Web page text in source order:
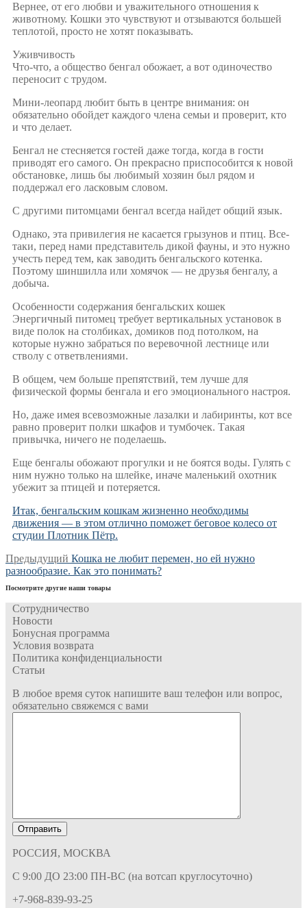
Вернее, от его любви и уважительного отношения к
животному. Кошки это чувствуют и отзываются большей
теплотой, просто не хотят показывать.
Уживчивость
Что-что, а общество бенгал обожает, а вот одиночество
переносит с трудом.
Мини-леопард любит быть в центре внимания: он
обязательно обойдет каждого члена семьи и проверит, кто
и что делает.
Бенгал не стесняется гостей даже тогда, когда в гости
приводят его самого. Он прекрасно приспособится к новой
обстановке, лишь бы любимый хозяин был рядом и
поддержал его ласковым словом.
С другими питомцами бенгал всегда найдет общий язык.
Однако, эта привилегия не касается грызунов и птиц. Все-
таки, перед нами представитель дикой фауны, и это нужно
учесть перед тем, как заводить бенгальского котенка.
Поэтому шиншилла или хомячок — не друзья бенгалу, а
добыча.
Особенности содержания бенгальских кошек
Энергичный питомец требует вертикальных установок в
виде полок на столбиках, домиков под потолком, на
которые нужно забраться по веревочной лестнице или
стволу с ответвлениями.
В общем, чем больше препятствий, тем лучше для
физической формы бенгала и его эмоционального настроя.
Но, даже имея всевозможные лазалки и лабиринты, кот все
равно проверит полки шкафов и тумбочек. Такая
привычка, ничего не поделаешь.
Еще бенгалы обожают прогулки и не боятся воды. Гулять с
ним нужно только на шлейке, иначе маленький охотник
убежит за птицей и потеряется.
Итак, бенгальским кошкам жизненно необходимы
движения — в этом отлично поможет беговое колесо от
студии Плотник Пётр.
Навигация
по
Предыдущий Предыдущая
запись:
Кошка не любит перемен, но ей нужно
разнообразие. Как это понимать?
Посмотрите другие наши товары
Сотрудничество
Новости
Бонусная программа
Условия возврата
Политика конфиденциальности
Статьи
В любое время суток напишите ваш телефон или вопрос,
обязательно свяжемся с вами
РОССИЯ, МОСКВА
С 9:00 ДО 23:00 ПН-ВС (на вотсап круглосуточно)
+7-968-839-93-25